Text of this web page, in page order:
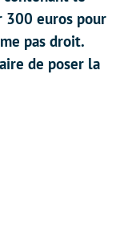
300 euros pour
pas droit.
de poser la